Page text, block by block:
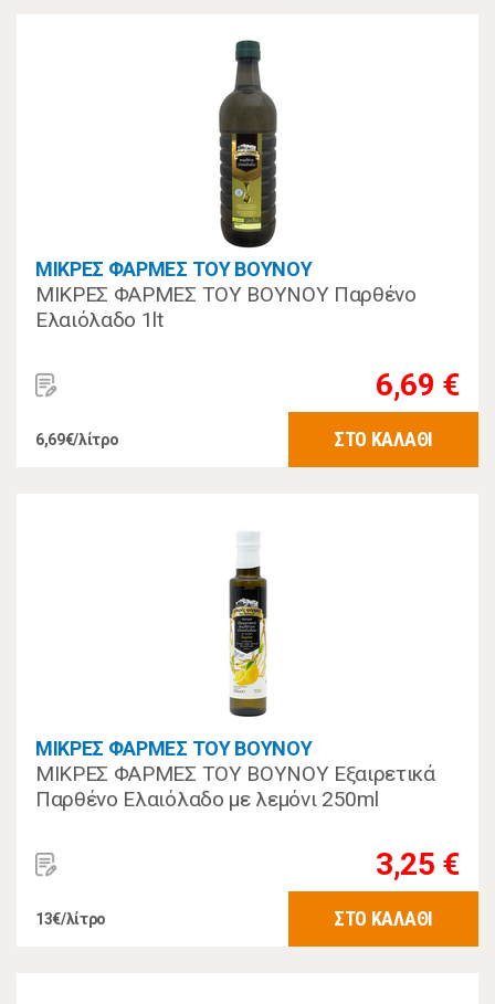
ΜΙΚΡΕΣ ΦΑΡΜΕΣ ΤΟΥ ΒΟΥΝΟΥ
ΜΙΚΡΕΣ ΦΑΡΜΕΣ ΤΟΥ ΒΟΥΝΟΥ Παρθένο
Ελαιόλαδο 1lt
6,69 €
6,69€/λίτρο ΣΤΟ ΚΑΛΑΘΙ
ΜΙΚΡΕΣ ΦΑΡΜΕΣ ΤΟΥ ΒΟΥΝΟΥ
ΜΙΚΡΕΣ ΦΑΡΜΕΣ ΤΟΥ ΒΟΥΝΟΥ Εξαιρετικά
Παρθένο Ελαιόλαδο με λεμόνι 250ml
3,25 €
13€/λίτρο ΣΤΟ ΚΑΛΑΘΙ